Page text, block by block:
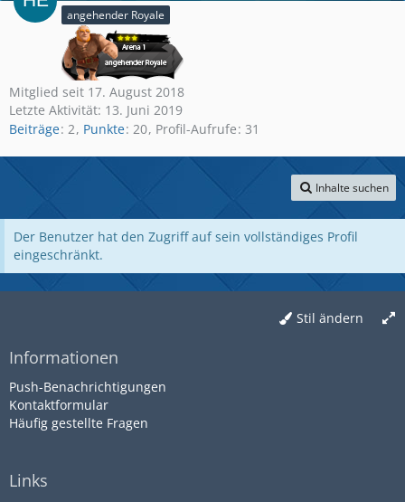
angehender Royale
Mitglied seit 17. August 2018
Letzte Aktivität: 13. Juni 2019
Beiträge 2 Punkte 20 Profil-Aufrufe 31
Inhalte suchen
Der Benutzer hat den Zugriff auf sein vollständiges Profil
eingeschränkt.
Stil ändern
Informationen
Push-Benachrichtigungen
Kontaktformular
Häufig gestellte Fragen
Links